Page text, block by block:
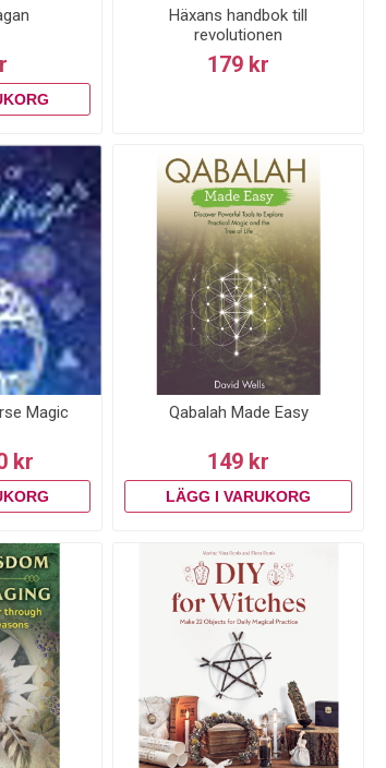
Häxans handbok till
revolutionen
179 kr
Magic
kr
Qabalah Made Easy
149 kr